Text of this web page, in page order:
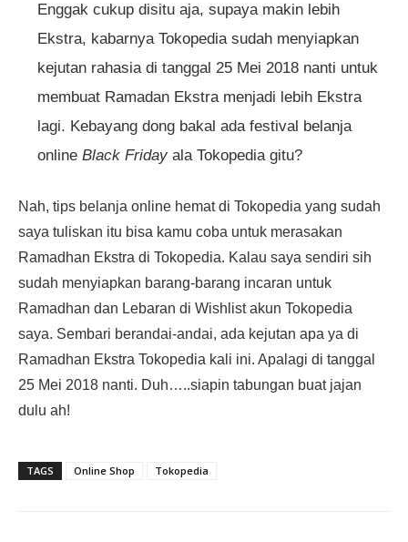
Enggak cukup disitu aja, supaya makin lebih
Ekstra, kabarnya Tokopedia sudah menyiapkan
kejutan rahasia di tanggal 25 Mei 2018 nanti untuk
membuat Ramadan Ekstra menjadi lebih Ekstra
lagi. Kebayang dong bakal ada festival belanja
online Black Friday ala Tokopedia gitu?
Nah, tips belanja online hemat di Tokopedia yang sudah
saya tuliskan itu bisa kamu coba untuk merasakan
Ramadhan Ekstra di Tokopedia. Kalau saya sendiri sih
sudah menyiapkan barang-barang incaran untuk
Ramadhan dan Lebaran di Wishlist akun Tokopedia
saya. Sembari berandai-andai, ada kejutan apa ya di
Ramadhan Ekstra Tokopedia kali ini. Apalagi di tanggal
25 Mei 2018 nanti. Duh…..siapin tabungan buat jajan
dulu ah!
TAGS Online Shop Tokopedia